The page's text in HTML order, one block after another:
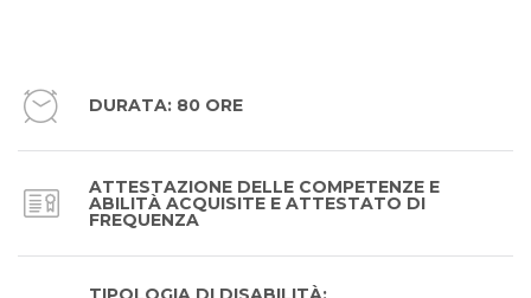
DURATA: 80 ORE
ATTESTAZIONE DELLE COMPETENZE E
ABILITÀ ACQUISITE E ATTESTATO DI
FREQUENZA